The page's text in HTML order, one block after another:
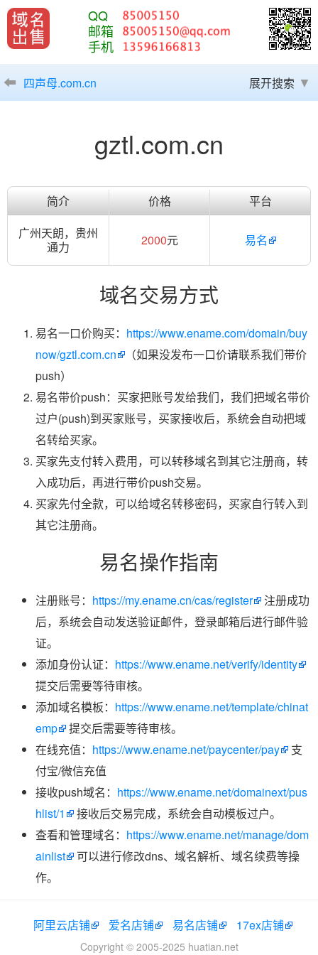
QQ
邮箱
手机
四声母.com.cn 展开搜索
gztl.com.cn
简介 价格
平台
广州天朗，贵州
通力
2000元 易名
域名交易方式
易名一口价购买： https://www.ename.com/domain/buy
now/gztl.com.cn
（如果没发布一口价请联系我们带价
push）
易名带价push：买家把账号发给我们，我们把域名带价
过户(push)到买家账号，买家接收后，系统会自动把域
名转给买家。
买家先支付转入费用，可以转移域名到其它注册商，转
入成功后，再进行带价push交易。
买家先付全款，可以给域名转移密码，买家自行转入到
其它注册商。
易名操作指南
注册账号： https://my.ename.cn/cas/register
注册成功
后，系统会自动发送验证邮件，登录邮箱后进行邮件验
证。
添加身份认证： https://www.ename.net/verify/identity
提交后需要等待审核。
添加域名模板： https://www.ename.net/template/chinat
emp
提交后需要等待审核。
在线充值： https://www.ename.net/paycenter/pay
支
付宝/微信充值
接收push域名： https://www.ename.net/domainext/pus
hlist/1
接收后交易完成，系统会自动模板过户。
查看和管理域名： https://www.ename.net/manage/dom
ainlist
可以进行修改dns、域名解析、域名续费等操
作。
阿里云店铺 爱名店铺 易名店铺 17ex店铺
Copyright © 2005-2025 huatian.net